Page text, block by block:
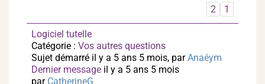
1
2
Logiciel tutelle
Catégorie : Vos autres questions
Sujet démarré il y a 5 ans 5 mois, parAnaéym
Dernier message il y a 5 ans 5 mois
par CatherineG